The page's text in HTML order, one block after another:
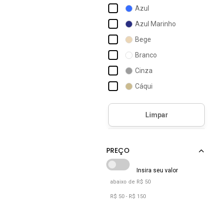
Azul
Azul Marinho
Bege
Branco
Cinza
Cáqui
Jeans
Multicolorido
Verde Militar
abaixo de R$ 50
R$ 50 - R$ 150